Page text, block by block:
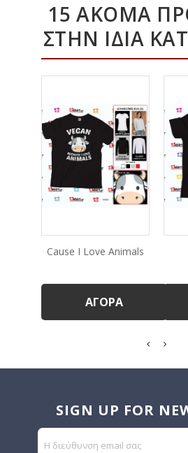
15 ΑΚΌΜΑ
ΣΤΗΝ ΊΔΙΑ
Cause I Love Animals
ΑΓΟΡΆ
SIGN UP FOR